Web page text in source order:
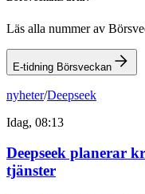
Läs alla nummer av
E-tidning Börsveckan
nyheter/Deepseek
Idag, 08:13
Deepseek planerar
tjänster